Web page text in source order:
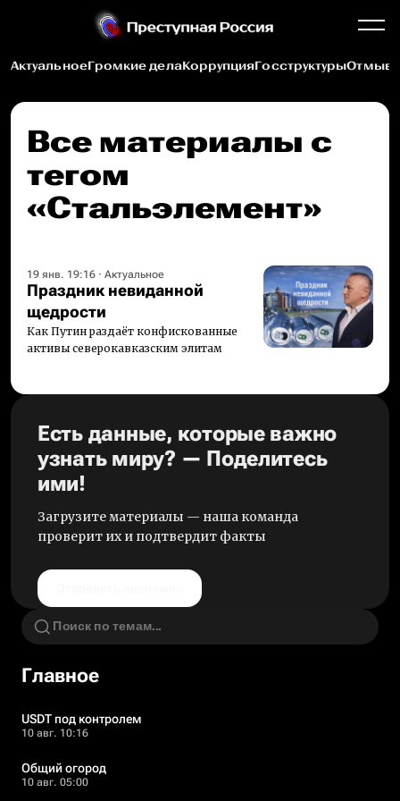
АктуальноеГромкие делаКоррупцияГосструктуры
Все материалы c
тегом
«Стальэлемент»
19 янв. 19:16 · Актуальное
Праздник невиданной
щедрости
Как Путин раздаёт конфискованные
активы северокавказским элитам
Есть данные, которые важно
узнать миру? — Поделитесь
ими!
Загрузите материалы — наша команда
проверит их и подтвердит факты
Главное
USDT под контролем
10 авг. 10:16
Общий огород
10 авг. 05:00